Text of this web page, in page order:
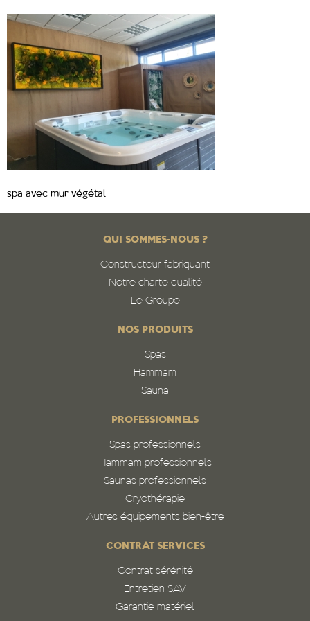
spa avec mur végétal
QUI SOMMES-NOUS ?
Constructeur fabriquant
Notre charte qualité
Le Groupe
NOS PRODUITS
Spas
Hammam
Sauna
PROFESSIONNELS
Spas professionnels
Hammam professionnels
Saunas professionnels
Cryothérapie
Autres équipements bien-être
CONTRAT SERVICES
Contrat sérénité
Entretien SAV
Garantie matériel